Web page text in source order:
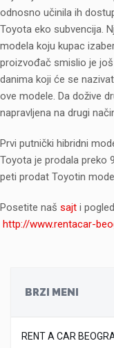
odnosno učinila ih
Toyota eko subvencija.
modela koju kupac
proizvođač smislio je
danima koji će se
ove modele. Da dožive
napravljena na drugi
Prvi putnički hibridni
Toyota je prodala preko
peti prodat Toyotin
Posetite naš sajt i
http://www.rentacar-
BRZI MENI
RENT A CAR